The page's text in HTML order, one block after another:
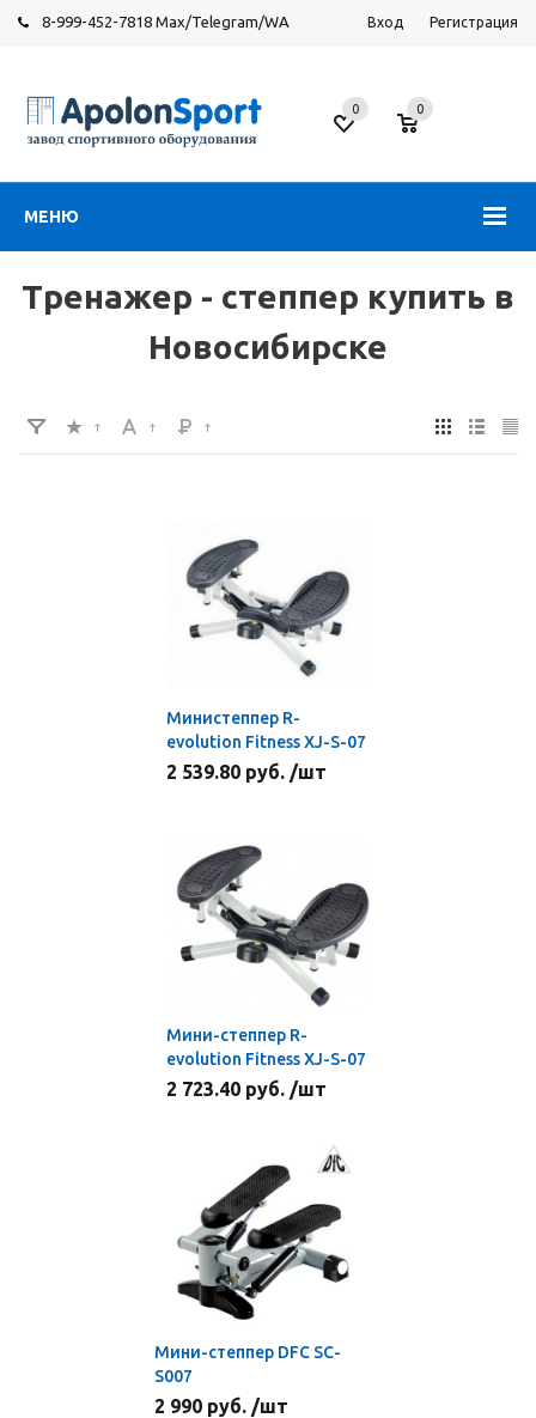
8-999-452-7818 Max/Telegram/WA Вход Регистрация
МЕНЮ
Новосибирск
ул.
0
0
Тренажер - степпер купить в
Новосибирске
Министеппер R-
evolution Fitness XJ-S-07
2 539.80 руб. /шт
Мини-степпер R-
evolution Fitness XJ-S-07
2 723.40 руб. /шт
Мини-степпер DFC SС-
S007
2 990 руб. /шт